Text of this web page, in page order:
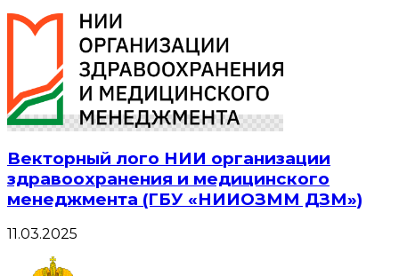
Векторный лого НИИ организации
здравоохранения и медицинского
менеджмента (ГБУ «НИИОЗММ ДЗМ»)
11.03.2025